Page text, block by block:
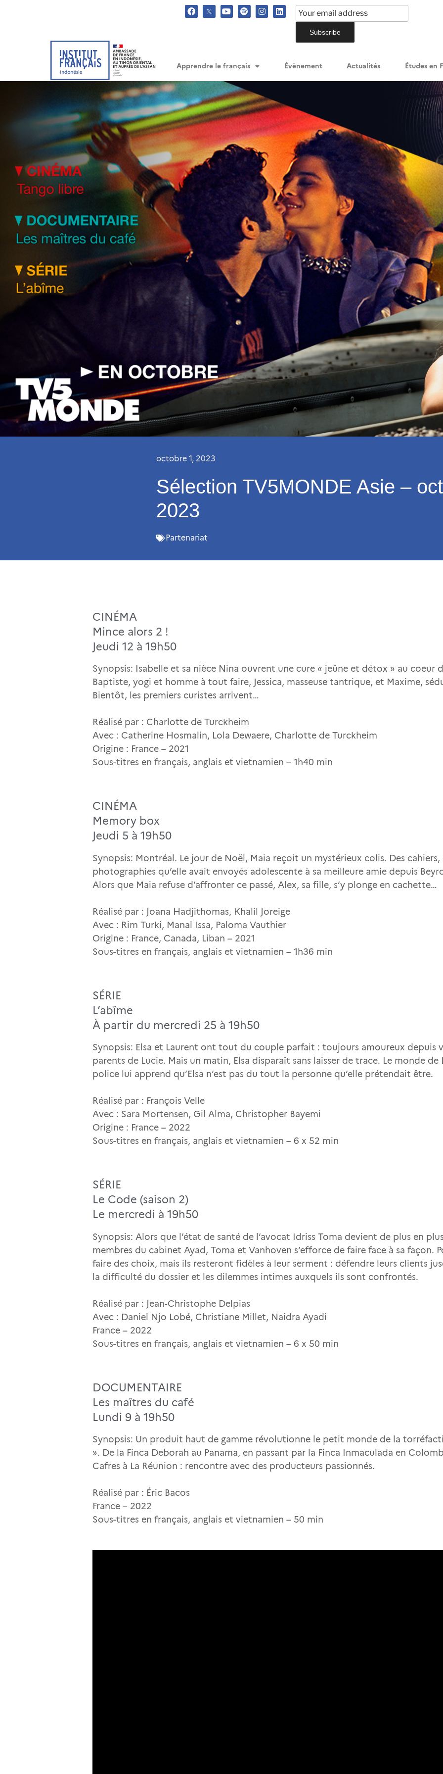
Apprendre le français Évènement Actualités Études en
octobre 1, 2023
Sélection TV5MONDE Asie –
2023
Partenariat
CINÉMA
Mince alors 2 !
Jeudi 12 à 19h50
Synopsis: Isabelle et sa nièce Nina ouvrent une cure « jeûne et détox » au coeur
Baptiste, yogi et homme à tout faire, Jessica, masseuse tantrique, et Maxime,
Bientôt, les premiers curistes arrivent…
Réalisé par : Charlotte de Turckheim
Avec : Catherine Hosmalin, Lola Dewaere, Charlotte de Turckheim
Origine : France – 2021
Sous-titres en français, anglais et vietnamien – 1h40 min
CINÉMA
Memory box
Jeudi 5 à 19h50
Synopsis: Montréal. Le jour de Noël, Maia reçoit un mystérieux colis. Des cahiers,
photographies qu’elle avait envoyés adolescente à sa meilleure amie depuis
Alors que Maia refuse d’affronter ce passé, Alex, sa fille, s’y plonge en cachette…
Réalisé par : Joana Hadjithomas, Khalil Joreige
Avec : Rim Turki, Manal Issa, Paloma Vauthier
Origine : France, Canada, Liban – 2021
Sous-titres en français, anglais et vietnamien – 1h36 min
SÉRIE
L’abîme
À partir du mercredi 25 à 19h50
Synopsis: Elsa et Laurent ont tout du couple parfait : toujours amoureux depuis
parents de Lucie. Mais un matin, Elsa disparaît sans laisser de trace. Le monde de
police lui apprend qu’Elsa n’est pas du tout la personne qu’elle prétendait être.
Réalisé par : François Velle
Avec : Sara Mortensen, Gil Alma, Christopher Bayemi
Origine : France – 2022
Sous-titres en français, anglais et vietnamien – 6 x 52 min
SÉRIE
Le Code (saison 2)
Le mercredi à 19h50
Synopsis: Alors que l’état de santé de l’avocat Idriss Toma devient de plus en
membres du cabinet Ayad, Toma et Vanhoven s’efforce de faire face à sa façon.
faire des choix, mais ils resteront fidèles à leur serment : défendre leurs clients
la difficulté du dossier et les dilemmes intimes auxquels ils sont confrontés.
Réalisé par : Jean-Christophe Delpias
Avec : Daniel Njo Lobé, Christiane Millet, Naidra Ayadi
France – 2022
Sous-titres en français, anglais et vietnamien – 6 x 50 min
DOCUMENTAIRE
Les maîtres du café
Lundi 9 à 19h50
Synopsis: Un produit haut de gamme révolutionne le petit monde de la
». De la Finca Deborah au Panama, en passant par la Finca Inmaculada en
Cafres à La Réunion : rencontre avec des producteurs passionnés.
Réalisé par : Éric Bacos
France – 2022
Sous-titres en français, anglais et vietnamien – 50 min